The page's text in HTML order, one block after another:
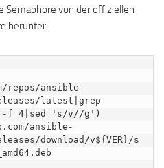
Semaphore von der offiziellen
herunter.
repos/ansible-
latest|grep
-f 4|sed 's/v//g')
ansible-
download/v${VER}/s